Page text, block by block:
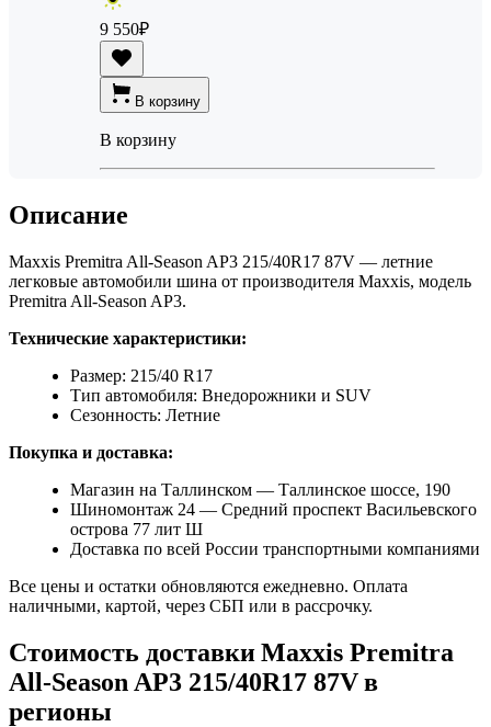
9 550₽
В корзину
В корзину
Описание
Maxxis Premitra All-Season AP3 215/40R17 87V — летние
легковые автомобили шина от производителя Maxxis, модель
Premitra All-Season AP3.
Технические характеристики:
Размер: 215/40 R17
Тип автомобиля: Внедорожники и SUV
Сезонность: Летние
Покупка и доставка:
Магазин на Таллинском — Таллинское шоссе, 190
Шиномонтаж 24 — Средний проспект Васильевского
острова 77 лит Ш
Доставка по всей России транспортными компаниями
Все цены и остатки обновляются ежедневно. Оплата
наличными, картой, через СБП или в рассрочку.
Стоимость доставкиMaxxis Premitra
All-Season AP3 215/40R17 87Vв
регионы